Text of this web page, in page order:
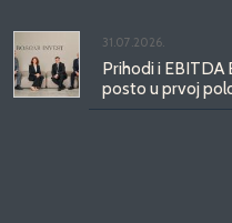
31.07.2026.
Prihodi i EBITDA
posto u prvoj